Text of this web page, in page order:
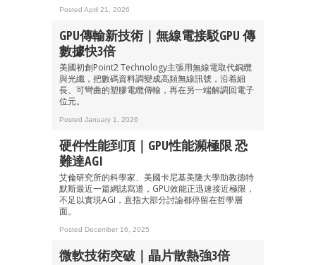
Posted April 21, 2026
GPU傳輸新技術｜無線電接駁GPU 傳
數據快3倍
美國初創Point2 Technology主張用無線電取代銅纜
與光纖，把數碼資料調變成高頻無線訊號，沿着細
長、可彎曲的塑膠電纜傳輸，再在另一端解調回電子
位元。
Posted January 1, 2026
硬件性能到頂｜GPU性能瀕極限 恐
難達AGI
艾倫研究所的科學家、美國卡尼基美隆大學助教德特
默斯最近一篇網誌寫道，GPU效能正迅速接近極限，
不足以實現AGI，直指大部分討論都停留在哲學層
面。
Posted December 16, 2025
微軟技術突破｜晶片散熱強3倍